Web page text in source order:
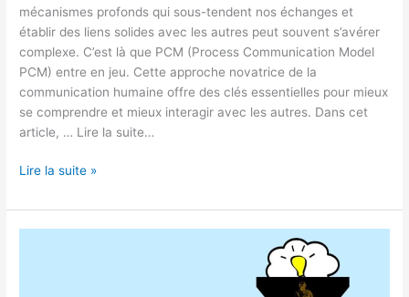
mécanismes profonds qui sous-tendent nos échanges et
établir des liens solides avec les autres peut souvent s’avérer
complexe. C’est là que PCM (Process Communication Model
PCM) entre en jeu. Cette approche novatrice de la
communication humaine offre des clés essentielles pour mieux
se comprendre et mieux interagir avec les autres. Dans cet
article, … Lire la suite…
Lire la suite »